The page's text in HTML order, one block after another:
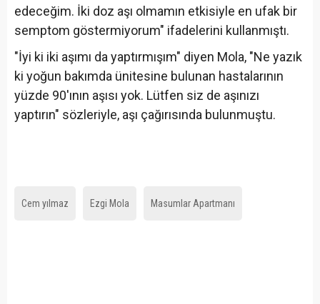
edeceğim. İki doz aşı olmamın etkisiyle en ufak bir
semptom göstermiyorum" ifadelerini kullanmıştı.
"İyi ki iki aşımı da yaptırmışım" diyen Mola, "Ne yazık
ki yoğun bakımda ünitesine bulunan hastalarının
yüzde 90'ının aşısı yok. Lütfen siz de aşınızı
yaptırın" sözleriyle, aşı çağırısında bulunmuştu.
Cem yılmaz Ezgi Mola Masumlar Apartmanı